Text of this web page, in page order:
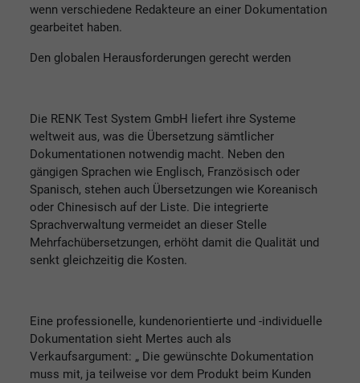
wenn verschiedene Redakteure an einer Dokumentation
gearbeitet haben.
Den globalen Herausforderungen gerecht werden
Die RENK Test System GmbH liefert ihre Systeme
weltweit aus, was die Übersetzung sämtlicher
Dokumentationen notwendig macht. Neben den
gängigen Sprachen wie Englisch, Französisch oder
Spanisch, stehen auch Übersetzungen wie Koreanisch
oder Chinesisch auf der Liste. Die integrierte
Sprachverwaltung vermeidet an dieser Stelle
Mehrfachübersetzungen, erhöht damit die Qualität und
senkt gleichzeitig die Kosten.
Eine professionelle, kundenorientierte und -individuelle
Dokumentation sieht Mertes auch als
Verkaufsargument: „ Die gewünschte Dokumentation
muss mit, ja teilweise vor dem Produkt beim Kunden